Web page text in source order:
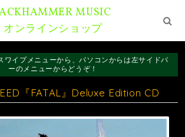
MUSIC
オンラインショップ
ワイプメニューから、パソコンからは左サイドバ
ーのメニューからどうぞ！
『FATAL』Deluxe Edition CD